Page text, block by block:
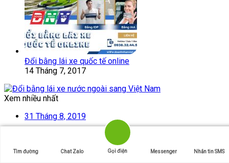
Đổi bằng lái xe quốc tế online
14 Tháng 7, 2017
Xem nhiều nhất
31 Tháng 8, 2019
Đổi bằng lái xe quốc tế qua mạng
22 Tháng 8, 2017
Tìm đường Chat Zalo Gọi điện Messenger Nhắn tin SMS